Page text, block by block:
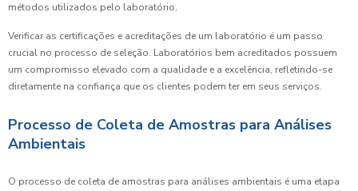
métodos utilizados pelo laboratório.
Verificar as certificações e acreditações de um laboratório é um passo
crucial no processo de seleção. Laboratórios bem acreditados possuem
um compromisso elevado com a qualidade e a excelência, refletindo-se
diretamente na confiança que os clientes podem ter em seus serviços.
Processo de Coleta de Amostras para Análises
Ambientais
O processo de coleta de amostras para análises ambientais é uma etapa